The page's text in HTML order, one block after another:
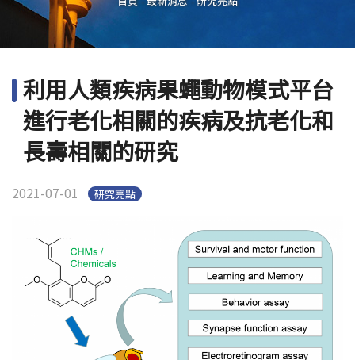
Open submenu (學生專區)
學生專區
Open
English
利用人類疾病果蠅動物模式平台
進行老化相關的疾病及抗老化和
長壽相關的研究
2021-07-01 研究亮點